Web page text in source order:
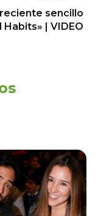
sencillo
Habits» | VIDEO